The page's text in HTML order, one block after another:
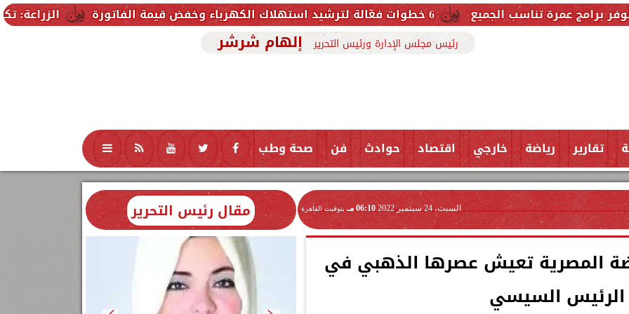
الزراعة: تكنولوجيا الأغذية يؤهل 90 طالبًا من جامعة 6 أكتوبر التكنولوجية لسوق العمل في 6 خطوات فعّالة لترشيد استهلاك الكهرباء وخفض قيمة الفاتورة الجميع
رئيس مجلس الإدارة ورئيس التحرير إلهام شرشر
تقارير رياضة خارجي اقتصاد حوادث فن صحة وطب تكنولوجيا منوعات محافظات
السبت، 24 سبتمبر 2022 06:10 مـ بتوقيت القاهرة
المصرية تعيش عصرها الذهبي في
السيسي
مقال رئيس التحرير